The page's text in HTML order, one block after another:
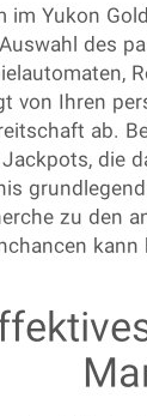
imYukon
des
von Ihren
ab.
Jackpots, die
zu den